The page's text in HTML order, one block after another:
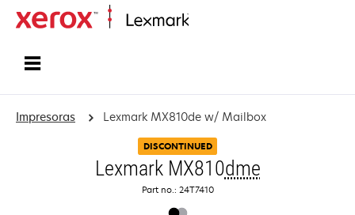
Impresoras Lexmark MX810de w/ Mailbox
DISCONTINUED
Lexmark MX810dme
Part no.: 24T7410